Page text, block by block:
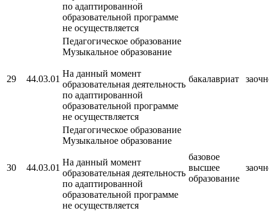
по адаптированной
образовательной программе
не осуществляется
29 44.03.01
Педагогическое образование
Музыкальное образование
На данный момент
образовательная деятельность
по адаптированной
образовательной программе
не осуществляется
бакалавриат
30 44.03.01
Педагогическое образование
Музыкальное образование
На данный момент
образовательная деятельность
по адаптированной
образовательной программе
не осуществляется
базовое
высшее
образование